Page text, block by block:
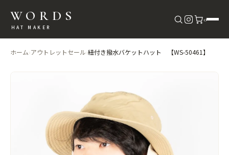
WORDS
HAT MAKER
0
ホーム›アウトレットセール›紐付き撥水バケットハット 【WS-50461】